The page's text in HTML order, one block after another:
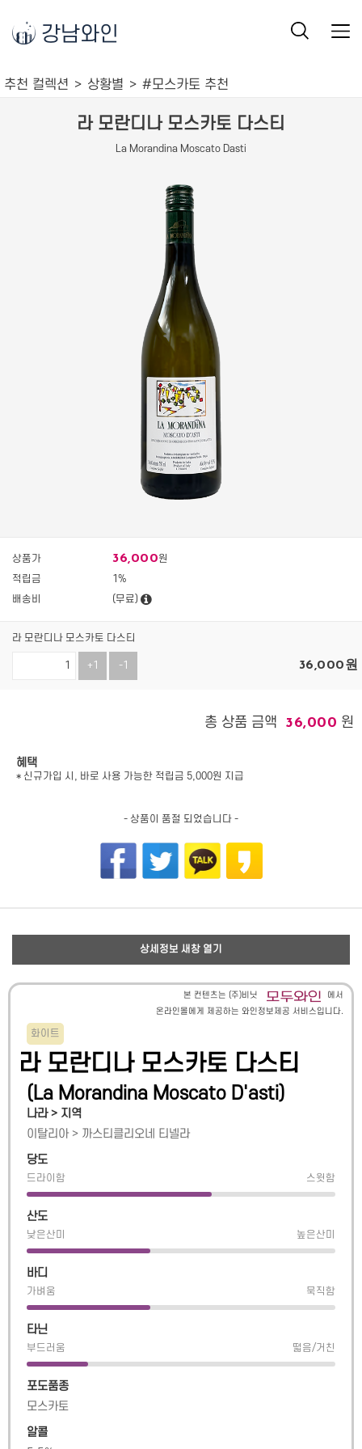
강남와인
추천 컬렉션 상황별 #모스카토 추천
라 모란디나 모스카토 다스티
La Morandina Moscato Dasti
상품가 36,000원
적립금
1%
배송비
(무료)
라 모란디나 모스카토 다스티
+1 -1 36,000원
총 상품 금액 36,000 원
혜택
* 신규가입 시, 바로 사용 가능한 적립금 5,000원 지급
- 상품이 품절 되었습니다 -
상세정보 새창 열기
본 컨텐츠는 (주)비닛
에서
온라인몰에게 제공하는 와인정보제공 서비스입니다.
화이트
라 모란디나 모스카토 다스티
(La Morandina Moscato D'asti)
나라 > 지역
이탈리아 > 까스티클리오네 티넬라
당도
드라이함 스윗함
산도
낮은산미 높은산미
바디
가벼움 묵직함
타닌
부드러움 떫음/거친
포도품종
모스카토
알콜